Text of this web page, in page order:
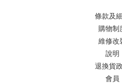
條款及
購物制
維修改
說明
退換貨
會員